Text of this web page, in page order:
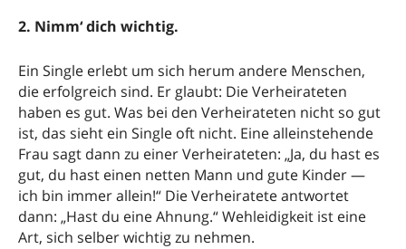
2. Nimm‘ dich wichtig.
Ein Single erlebt um sich herum andere Menschen,
die erfolgreich sind. Er glaubt: Die Verheirateten
haben es gut. Was bei den Verheirateten nicht so gut
ist, das sieht ein Single oft nicht. Eine alleinstehende
Frau sagt dann zu einer Verheirateten: „Ja, du hast es
gut, du hast einen netten Mann und gute Kinder —
ich bin immer allein!“ Die Verheiratete antwortet
dann: „Hast du eine Ahnung.“ Wehleidigkeit ist eine
Art, sich selber wichtig zu nehmen.